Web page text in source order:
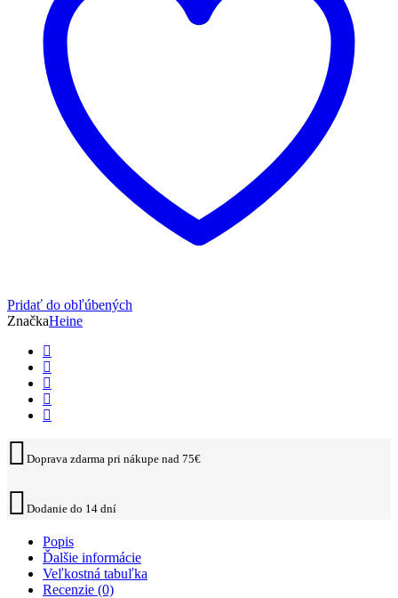
Pridať do obľúbených
ZnačkaHeine
Doprava zdarma pri nákupe nad 75€
Dodanie do 14 dní
Popis
Ďalšie informácie
Veľkostná tabuľka
Recenzie (0)